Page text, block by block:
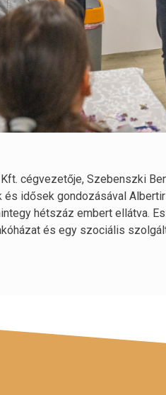
cégvezetője, Szebenszki
idősek gondozásával
hétszáz embert ellátva.
és egy szociális